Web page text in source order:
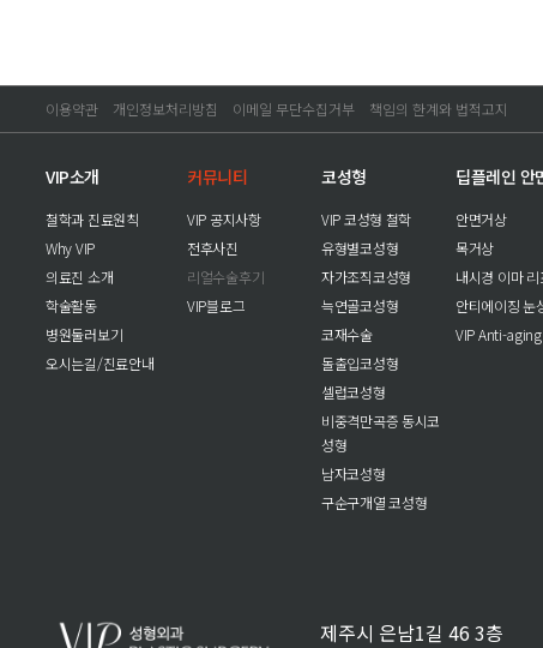
이용약관 개인정보처리방침 이메일 무단수집거부 책임의 한계와 법적고지
VIP소개
철학과 진료원칙
Why VIP
의료진 소개
학술활동
병원둘러보기
오시는길/진료안내
커뮤니티
VIP 공지사항
전후사진
리얼수술후기
VIP블로그
코성형
VIP 코성형 철학
유형별코성형
자가조직코성형
늑연골코성형
코재수술
돌출입코성형
셀럽코성형
비중격만곡증 동시코
성형
남자코성형
구순구개열 코성형
딥플레인 안
안면거상
목거상
내시경 이마 리
안티에이징 눈
VIP Anti-
제주시 은남1길 46 3층